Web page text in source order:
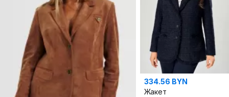
334.56 BYN
Жакет